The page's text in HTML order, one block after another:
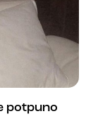
potpuno